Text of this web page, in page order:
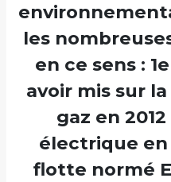
les
en ce sens :
avoir mis sur
gaz en
électrique en
flotte normé